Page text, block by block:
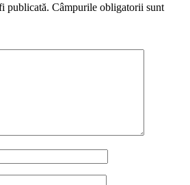
publicată. Câmpurile obligatorii sunt